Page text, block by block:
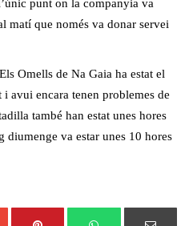
punt on la companyia va
matí que només va donar servei
Omells de Na Gaia ha estat el
avui encara tenen problemes de
també han estat unes hores
va estar unes 10 hores